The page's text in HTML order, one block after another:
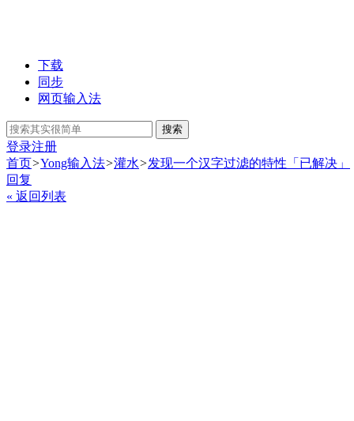
下载
同步
网页输入法
搜索
登录注册
首页>Yong输入法>灌水>发现一个汉字过滤的特性「已解决」
回复
« 返回列表